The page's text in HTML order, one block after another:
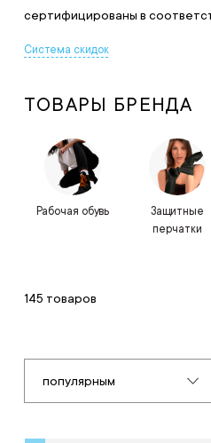
сертифицированы в
Система скидок
ТОВАРЫ БРЕНДА
Рабочая обувь
Защитные
перчатки
145 товаров
популярным